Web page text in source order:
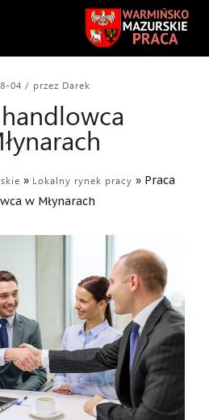
04 / przez Darek
» Lokalny rynek pracy » Praca
w Młynarach